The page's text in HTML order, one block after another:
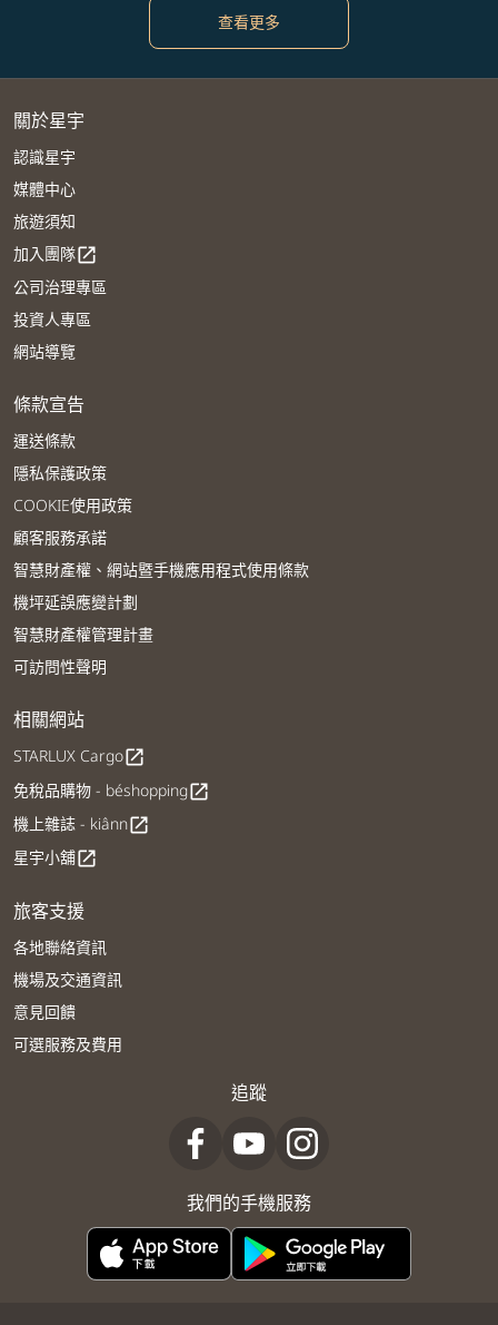
查看更多
關於星宇
認識星宇
媒體中心
旅遊須知
加入團隊open_in_new
公司治理專區
投資人專區
網站導覽
條款宣告
運送條款
隱私保護政策
COOKIE使用政策
顧客服務承諾
智慧財產權、網站暨手機應用程式使用條款
機坪延誤應變計劃
智慧財產權管理計畫
可訪問性聲明
相關網站
STARLUX Cargoopen_in_new
免稅品購物 - béshoppingopen_in_new
機上雜誌 - kiânnopen_in_new
星宇小舖open_in_new
旅客支援
各地聯絡資訊
機場及交通資訊
意見回饋
可選服務及費用
追蹤
我們的手機服務